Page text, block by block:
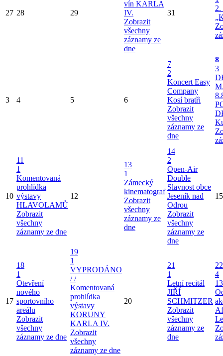
27 28 29
vín KARLA
IV.
Zobrazit
všechny
záznamy ze
dne
31
2.
3 4 5 6
7
2
Koncert Easy
Company
Kosí bratři
Zobrazit
všechny
záznamy ze
dne
8
3
10
11
1
Komentovaná
prohlídka
výstavy
HLAVOLAMŮ
Zobrazit
všechny
záznamy ze dne
12
13
1
Zámecký
kinematograf
Zobrazit
všechny
záznamy ze
dne
14
2
Open-Air
Double
Slavnost obce
Jeseník nad
Odrou
Zobrazit
všechny
záznamy ze
dne
15
17
18
1
Otevření
nového
sportovního
areálu
Zobrazit
všechny
záznamy ze dne
19
1
VYPRODÁNO
/ /
Komentovaná
prohlídka
výstavy
KORUNY
KARLA IV.
Zobrazit
všechny
záznamy ze dne
20
21
1
Letní recitál
JIŘÍ
SCHMITZER
Zobrazit
všechny
záznamy ze
dne
22
4